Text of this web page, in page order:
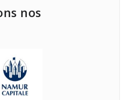
nos